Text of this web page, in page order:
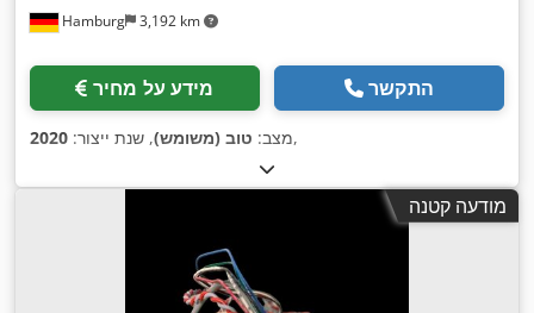
Hamburg 3,192 km
מידע על מחיר התקשר
מצב: טוב (משומש), שנת ייצור: 2020 ,
מודעה קטנה